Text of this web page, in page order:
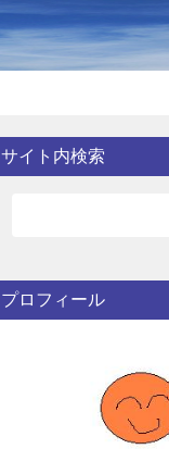
サイト内検索
プロフィール